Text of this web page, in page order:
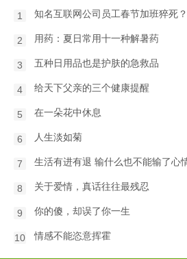
1 知名互联网公司员工春节加班猝死
2 用药：夏日常用十一种解暑药
3 五种日用品也是护肤的急救品
4 给天下父亲的三个健康提醒
5 在一朵花中休息
6 人生淡如菊
7 生活有进有退 输什么也不能输了心
8 关于爱情，真话往往最残忍
9 你的傻，却误了你一生
10 情感不能恣意挥霍